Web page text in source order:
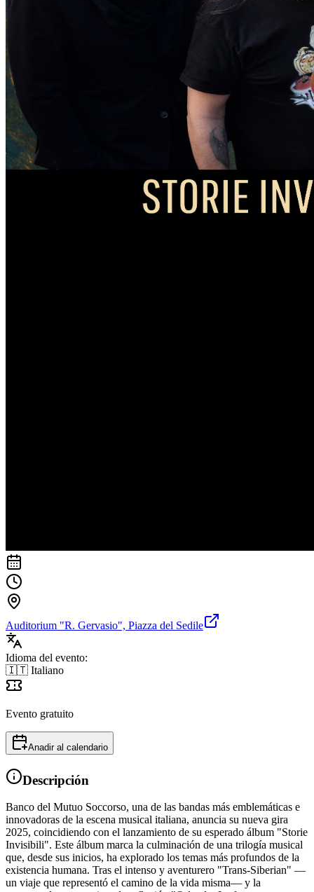
Auditorium "R. Gervasio", Piazza del Sedile
Idioma del evento:
🇮🇹 Italiano
Evento gratuito
Anadir al calendario
Descripción
Banco del Mutuo Soccorso, una de las bandas más emblemáticas e
innovadoras de la escena musical italiana, anuncia su nueva gira
2025, coincidiendo con el lanzamiento de su esperado álbum "Storie
Invisibili". Este álbum marca la culminación de una trilogía musical
que, desde sus inicios, ha explorado los temas más profundos de la
existencia humana. Tras el intenso y aventurero "Trans-Siberian" —
un viaje que representó el camino de la vida misma— y la